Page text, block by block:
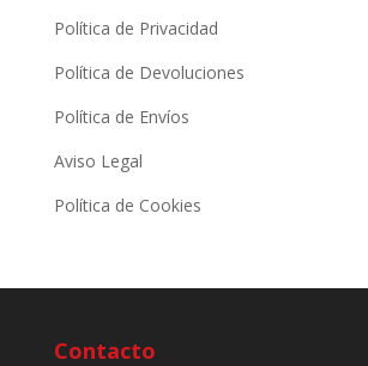
Política de Privacidad
Política de Devoluciones
Política de Envíos
Aviso Legal
Política de Cookies
Contacto